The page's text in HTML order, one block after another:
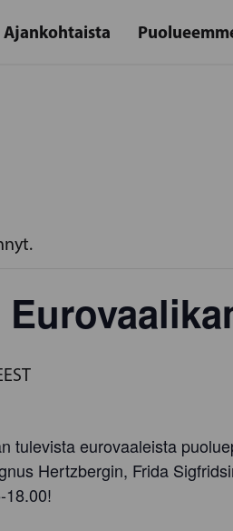
Ajankohtaista
tulevista eurovaaleista
Hertzbergin, Frida
18.00!